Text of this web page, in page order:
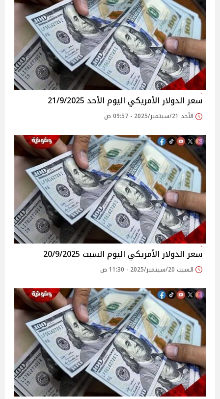
سعر الدولار الأمريكي اليوم الأحد 21/9/2025
الأحد 21/سبتمبر/2025 - 09:57 ص
سعر الدولار الأمريكي اليوم السبت 20/9/2025
السبت 20/سبتمبر/2025 - 11:30 ص